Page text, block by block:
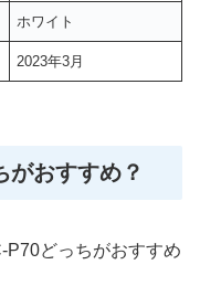
ホワイト
2023年3月
がおすすめ？
P70どっちがおすすめ